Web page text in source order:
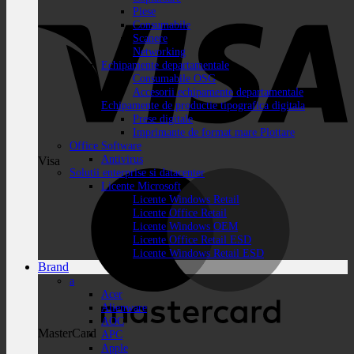
Visa
MasterCard
Piese
Consumabile
Scanere
Networking
Echipamente departamentale
Consumabile OSG
Accesorii echipamente departamentale
Echipamente de productie tipografica digitala
Prese digitale
Imprimante de format mare Plottare
Office Software
Antivirus
Solutii enterprise si datacenter
Licente Microsoft
Licente Windows Retail
Licente Office Retail
Licente Windows OEM
Licente Office Retail ESD
Licente Windows Retail ESD
Brand
a
Acer
Alienware
AOC
APC
Apple